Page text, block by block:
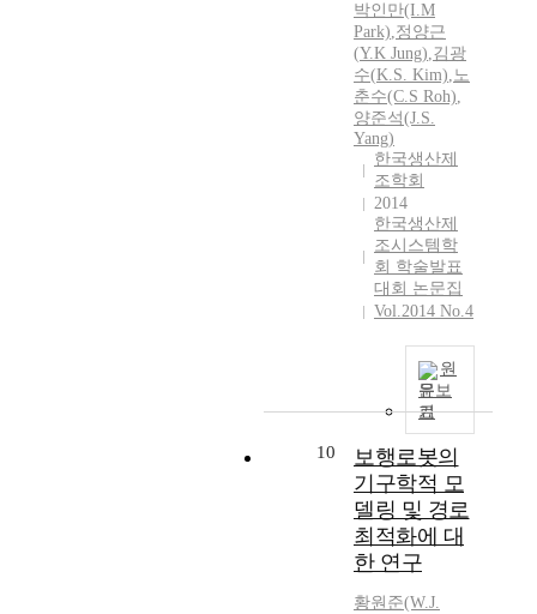
박인만(I.M
Park),정양근
(Y.K Jung),김광
수(K.S. Kim),노
춘수(C.S Roh),
양준석(J.S.
Yang)
한국생산제
조학회
2014
한국생산제
조시스템학
회 학술발표
대회 논문집
Vol.2014 No.4
원
문보
기
10
보행로봇의
기구학적 모
델링 및 경로
최적화에 대
한 연구
황원준(W.J.